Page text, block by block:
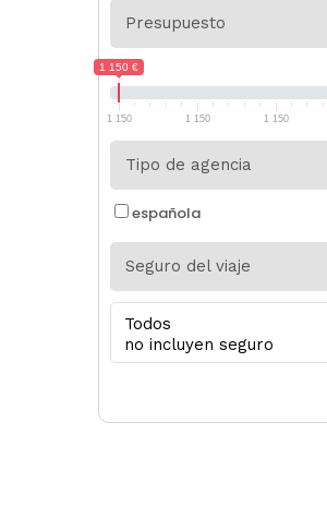
Presupuesto
1 150 €
1 150 1 150 1 150
Tipo de agencia
española
Seguro del viaje